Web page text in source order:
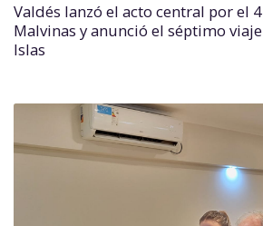
Valdés lanzó el acto central por el
Malvinas y anunció el séptimo
Islas